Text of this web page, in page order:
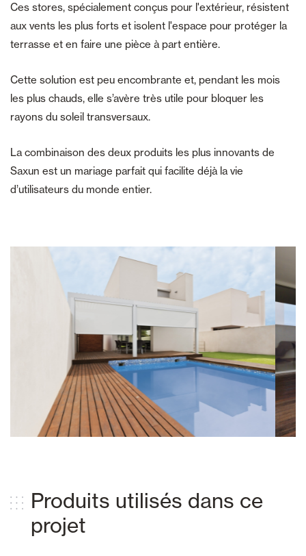
Ces stores, spécialement conçus pour l'extérieur, résistent
aux vents les plus forts et isolent l'espace pour protéger la
terrasse et en faire une pièce à part entière.
Cette solution est peu encombrante et, pendant les mois
les plus chauds, elle s’avère très utile pour bloquer les
rayons du soleil transversaux.
La combinaison des deux produits les plus innovants de
Saxun est un mariage parfait qui facilite déjà la vie
d’utilisateurs du monde entier.
Produits utilisés dans ce
projet